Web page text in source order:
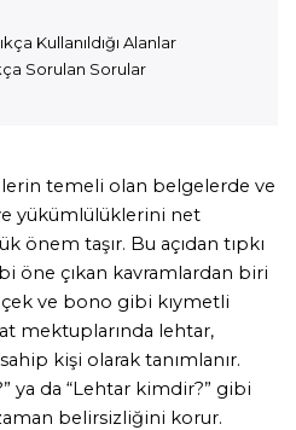
Kullanıldığı Alanlar
Sorulan Sorular
temeli olan belgelerde ve
yükümlülüklerini net
önem taşır. Bu açıdan tıpkı
öne çıkan kavramlardan biri
ve bono gibi kıymetli
mektuplarında lehtar,
kişi olarak tanımlanır.
ya da “Lehtar kimdir?” gibi
belirsizliğini korur.